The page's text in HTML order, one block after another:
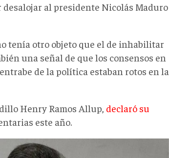
al presidente Nicolás Maduro
tenía otro objeto que el de inhabilitar
una señal de que los consensos en
de la política estaban rotos en la
Henry Ramos Allup, declaró su
este año.